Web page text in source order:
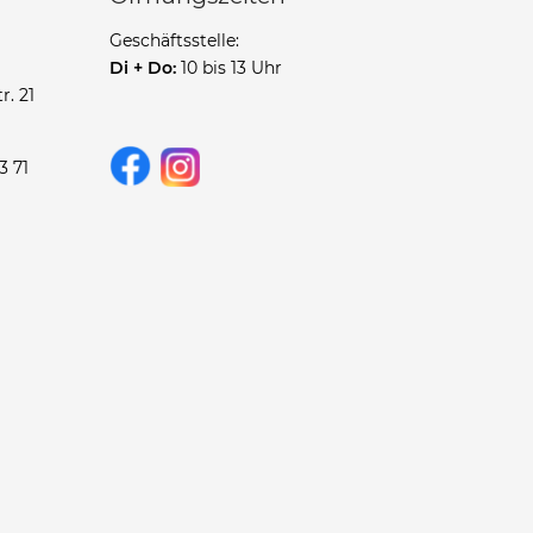
21
71
Geschäftsstelle:
Di + Do: 10 bis 13 Uhr